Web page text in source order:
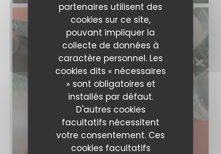
partenaires utilisent des
cookies sur ce site,
pouvant impliquer la
collecte de données à
caractère personnel. Les
cookies dits « nécessaires
» sont obligatoires et
installés par défaut.
D'autres cookies
facultatifs nécessitent
votre consentement. Ces
cookies facultatifs